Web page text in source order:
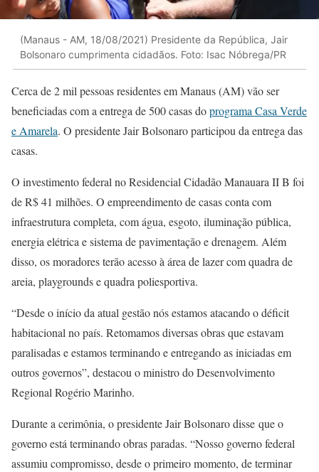
(Manaus - AM, 18/08/2021) Presidente da República, Jair
Bolsonaro cumprimenta cidadãos. Foto: Isac Nóbrega/PR
Cerca de 2 mil pessoas residentes em Manaus (AM) vão ser
beneficiadas com a entrega de 500 casas doprograma Casa Verde
e Amarela. O presidente Jair Bolsonaro participou da entrega das
casas.
O investimento federal no Residencial Cidadão Manauara II B foi
de R$ 41 milhões. O empreendimento de casas conta com
infraestrutura completa, com água, esgoto, iluminação pública,
energia elétrica e sistema de pavimentação e drenagem. Além
disso, os moradores terão acesso à área de lazer com quadra de
areia, playgrounds e quadra poliesportiva.
“Desde o início da atual gestão nós estamos atacando o déficit
habitacional no país. Retomamos diversas obras que estavam
paralisadas e estamos terminando e entregando as iniciadas em
outros governos”, destacou o ministro do Desenvolvimento
Regional Rogério Marinho.
Durante a cerimônia, o presidente Jair Bolsonaro disse que o
governo está terminando obras paradas. “Nosso governo federal
assumiu compromisso, desde o primeiro momento, de terminar